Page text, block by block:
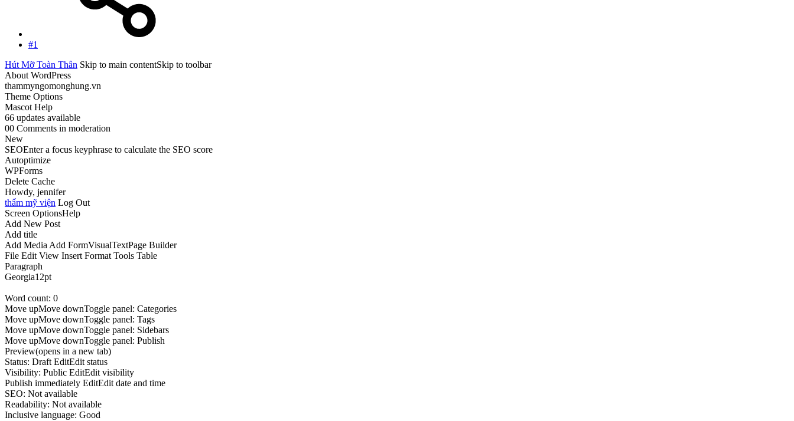
#1
Hút Mỡ Toàn Thân Skip to main contentSkip to toolbar
About WordPress
thammyngomonghung.vn
Theme Options
Mascot Help
66 updates available
00 Comments in moderation
New
SEOEnter a focus keyphrase to calculate the SEO score
Autoptimize
WPForms
Delete Cache
Howdy, jennifer
thẩm mỹ viện Log Out
Screen OptionsHelp
Add New Post
Add title
Add Media Add FormVisualTextPage Builder
File Edit View Insert Format Tools Table
Paragraph
Georgia12pt
Word count: 0
Move upMove downToggle panel: Categories
Move upMove downToggle panel: Tags
Move upMove downToggle panel: Sidebars
Move upMove downToggle panel: Publish
Preview(opens in a new tab)
Status: Draft EditEdit status
Visibility: Public EditEdit visibility
Publish immediately EditEdit date and time
SEO: Not available
Readability: Not available
Inclusive language: Good